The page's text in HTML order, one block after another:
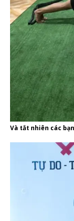
Và tắt nhiên các